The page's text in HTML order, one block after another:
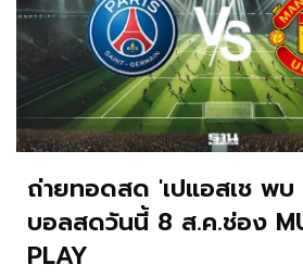
ถ่ายทอดสด 'เปแอสเช พ
บอลสดวันนี้ 8 ส.ค.ช่อง
PLAY